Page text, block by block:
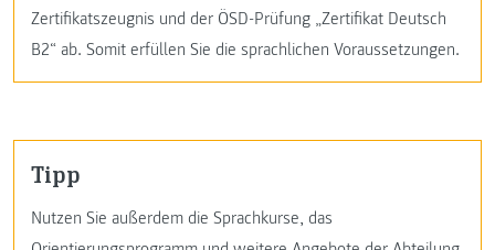
Zertifikatszeugnis und der ÖSD-Prüfung „Zertifikat Deutsch
B2“ ab. Somit erfüllen Sie die sprachlichen Voraussetzungen.
Tipp
Nutzen Sie außerdem die Sprachkurse, das